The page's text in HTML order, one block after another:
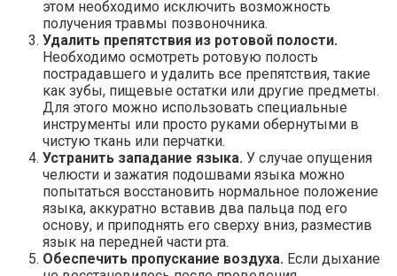
этом необходимо исключить возможность
получения травмы позвоночника.
Удалить препятствия из ротовой полости.
Необходимо осмотреть ротовую полость
пострадавшего и удалить все препятствия, такие
как зубы, пищевые остатки или другие предметы.
Для этого можно использовать специальные
инструменты или просто руками обернутыми в
чистую ткань или перчатки.
Устранить западание языка. У случае опущения
челюсти и зажатия подошвами языка можно
попытаться восстановить нормальное положение
языка, аккуратно вставив два пальца под его
основу, и приподнять его сверху вниз, разместив
язык на передней части рта.
Обеспечить пропускание воздуха. Если дыхание